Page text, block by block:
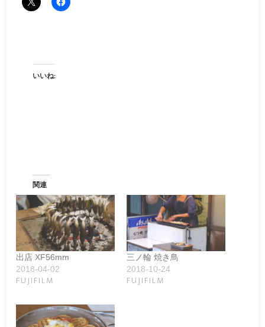
いいね:
関連
出店 XF56mm
2018-04-02
FUJIFILM
三ノ輪 焼き鳥
2018-10-24
FUJIFILM